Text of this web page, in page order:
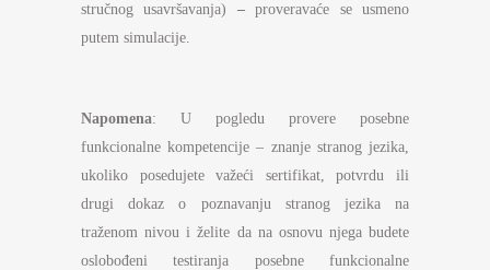
stručnog usavršavanja) –proveravaće se usmeno
putem simulacije.
Napomena: U pogledu provere posebne
funkcionalne kompetencije – znanje stranog jezika,
ukoliko posedujete važeći sertifikat, potvrdu ili
drugi dokaz o poznavanju stranog jezika na
traženom nivou i želite da na osnovu njega budete
oslobođeni testiranja posebne funkcionalne